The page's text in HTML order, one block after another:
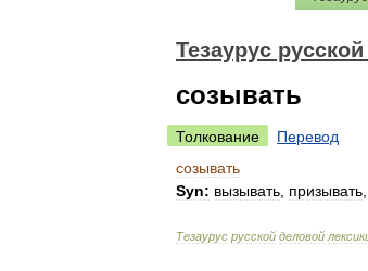
Тезаурус
созывать
Толкование
Перевод
созывать
Syn: вызывать призывать
Тезаурус русской деловой